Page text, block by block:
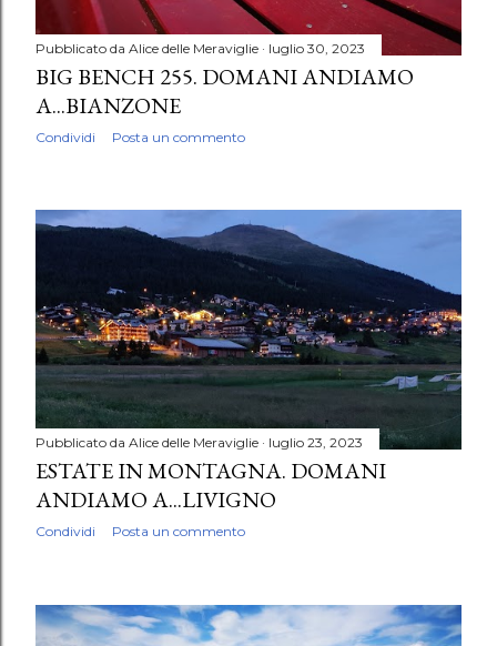
Pubblicato da Alice delle Meraviglie luglio 30, 2023
BIG BENCH 255. DOMANI ANDIAMO
A...BIANZONE
Condividi Posta un commento
Pubblicato da Alice delle Meraviglie luglio 23, 2023
ESTATE IN MONTAGNA. DOMANI
ANDIAMO A...LIVIGNO
Condividi Posta un commento